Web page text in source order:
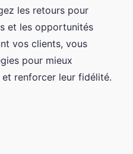
les retours pour
et les opportunités
vos clients, vous
pour mieux
renforcer leur fidélité.